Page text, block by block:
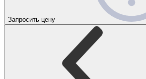
Запросить цену